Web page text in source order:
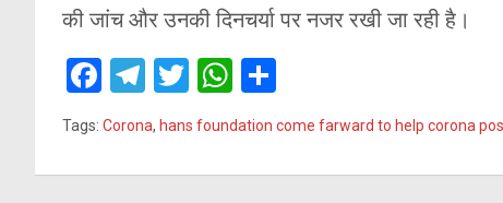
की जांच और उनकी दिनचर्या पर नजर रखी जा रही है।
F
a
ce
b
T
el
e
gr
T
wi
tt
er
W
h
at
s
ar
e
Tags: Corona, hans foundation come farward to help corona